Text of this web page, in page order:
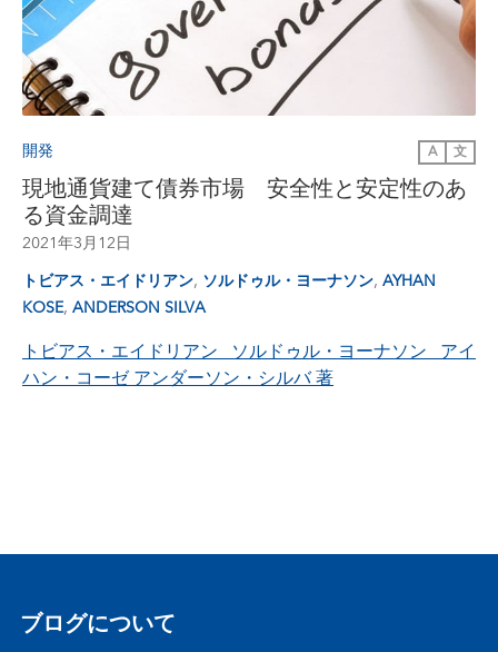
開発 A 文
現地通貨建て債券市場 安全性と安定性のあ
る資金調達
2021年3月12日
トビアス・エイドリアン, ソルドゥル・ヨーナソン, AYHAN
KOSE, ANDERSON SILVA
トビアス・エイドリアン ソルドゥル・ヨーナソン アイ
ハン・コーゼ アンダーソン・シルバ 著
ブログについて